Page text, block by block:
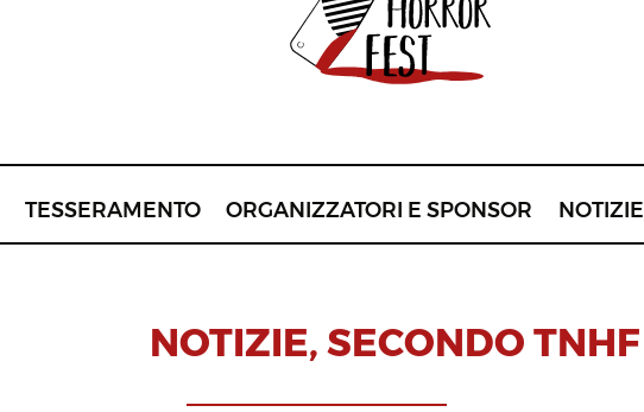
TESSERAMENTO ORGANIZZATORI E SPONSOR NOTIZIE
NOTIZIE, SECONDO TNHF